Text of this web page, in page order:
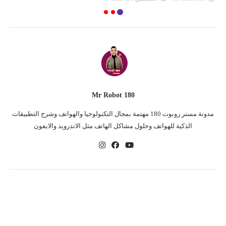
Mr Robot 180
مدونة مستر روبوت 180 مهتمة بمجال التكنولوجيا والهواتف وشرح التطبيقات
الذكية للهواتف وحلول مشاكل الهاتف مثل الاندرويد والايفون